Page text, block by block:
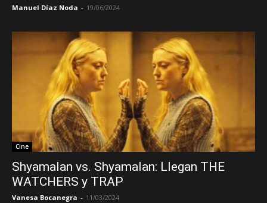
Manuel Díaz Noda - 19/06/2024
Cine
Shyamalan vs. Shyamalan: Llegan THE
WATCHERS y TRAP
Vanesa Bocanegra - 11/03/2024